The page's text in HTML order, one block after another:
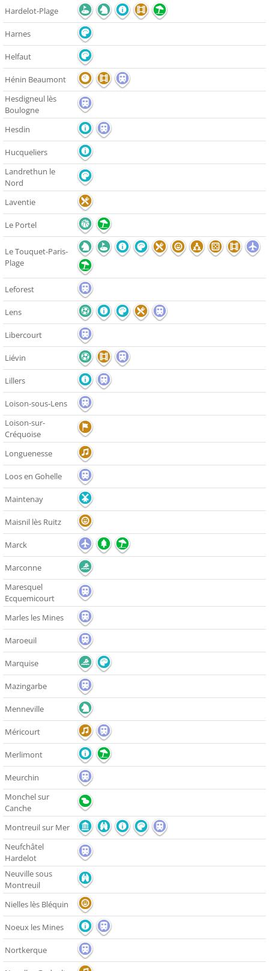
Hardelot-Plage
Harnes
Helfaut
Hénin Beaumont
Hesdigneul lès
Boulogne
Hesdin
Hucqueliers
Landrethun le
Nord
Laventie
Le Portel
Le Touquet-Paris-
Plage
Leforest
Lens
Libercourt
Liévin
Lillers
Loison-sous-Lens
Loison-sur-
Créquoise
Longuenesse
Loos en Gohelle
Maintenay
Maisnil lès Ruitz
Marck
Marconne
Maresquel
Ecquemicourt
Marles les Mines
Maroeuil
Marquise
Mazingarbe
Menneville
Méricourt
Merlimont
Meurchin
Monchel sur
Canche
Montreuil sur Mer
Neufchâtel
Hardelot
Neuville sous
Montreuil
Nielles lès Bléquin
Noeux les Mines
Nortkerque